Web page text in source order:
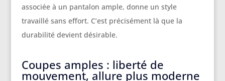
associée à un pantalon ample, donne un style
travaillé sans effort. C’est précisément là que la
durabilité devient désirable.
Coupes amples : liberté de
mouvement, allure plus moderne